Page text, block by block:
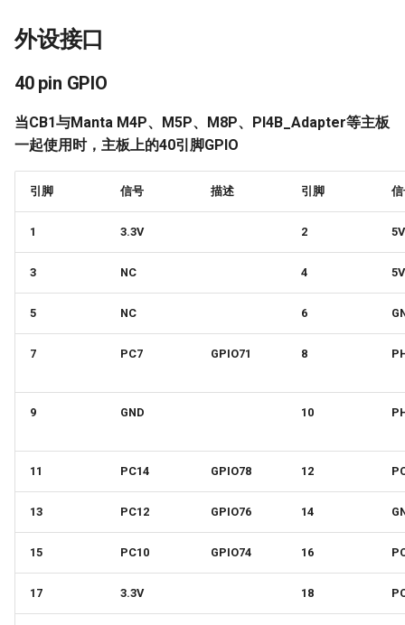
Panda Status
Panda Touch
Panda Turbo Kit
Panda Under Armor H2D
Panda Under Armor PX
Panda Vent
MindDuck
BMCU-370
外设接口
40 pin GPIO
当CB1与Manta M4P、M5P、M8P、PI4B_Adapter等主板
一起使用时，主板上的40引脚GPIO
引脚 信号 描述 引脚
1 3.3V 2 5V
3 NC 4 5V
5 NC 6
7 PC7 GPIO71 8
9 GND 10
11 PC14 GPIO78 12
13 PC12 GPIO76 14
15 PC10 GPIO74 16
17 3.3V 18